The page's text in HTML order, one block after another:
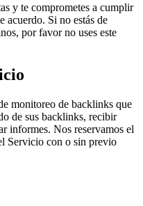
y te comprometes a cumplir
acuerdo. Si no estás de
por favor no uses este
monitoreo de backlinks que
de sus backlinks, recibir
informes. Nos reservamos el
Servicio con o sin previo